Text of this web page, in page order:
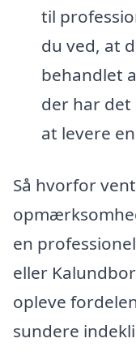
til
du ved, at
behandlet
der har
at levere
Så hvorfor
en
eller
opleve
sundere